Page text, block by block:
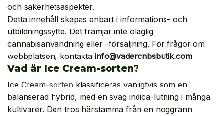
och säkerhetsaspekter.
Detta innehåll skapas enbart i informations- och
utbildningssyfte. Det främjar inte olaglig
cannabisanvändning eller -försäljning. För frågor om
webbplatsen, kontakta info@vadercnbsbutik.com
Vad är Ice Cream-sorten?
Ice Cream-sorten klassificeras vanligtvis som en
balanserad hybrid, med en svag indica-lutning i många
kultivarer. Den tros härstamma från en noggrann